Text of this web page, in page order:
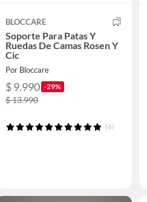
BLOCCARE
Soporte Para Patas Y
Ruedas De Camas Rosen Y
Cic
Por Bloccare
$ 9.990 -29%
$ 13.990
(6)